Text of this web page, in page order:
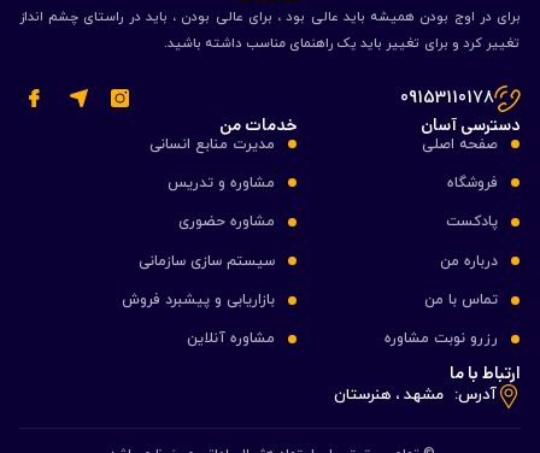
برای در اوج بودن همیشه باید عالی بود ، برای عالی بودن ، باید در راستای چشم انداز
تغییر کرد و برای تغییر باید یک راهنمای مناسب داشته باشید.
09153110178
دسترسی آسان
صفحه اصلی
فروشگاه
پادکست
درباره من
تماس با من
رزرو نوبت مشاوره
خدمات من
مدیرت منابع انسانی
مشاوره و تدریس
مشاوره حضوری
سیستم سازی سازمانی
بازاریابی و پیشبرد فروش
مشاوره آنلاین
ارتباط با ما
آدرس: مشهد ، هنرستان